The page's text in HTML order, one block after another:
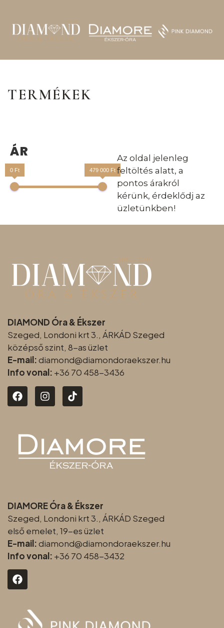
TERMÉKEK
ÁR
0 Ft 479 000 Ft
Az oldal jelenleg
feltöltés alatt, a
pontos árakról
kérünk, érdeklődj az
üzletünkben!
DIAMOND Óra & Ékszer
Szeged, Londoni krt 3., ÁRKÁD Szeged
középső szint, 8-as üzlet
E-mail:diamond@diamondoraekszer.hu
Info vonal: +36 70 458-3436
DIAMORE Óra & Ékszer
Szeged, Londoni krt 3., ÁRKÁD Szeged
első emelet, 19-es üzlet
E-mail:diamond@diamondoraekszer.hu
Info vonal: +36 70 458-3432